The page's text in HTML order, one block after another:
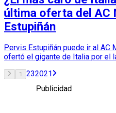
última oferta del AC
Estupiñán
Pervis Estupiñán puede ir al AC
ofertó el gigante de Italia por el
1 232021
Publicidad